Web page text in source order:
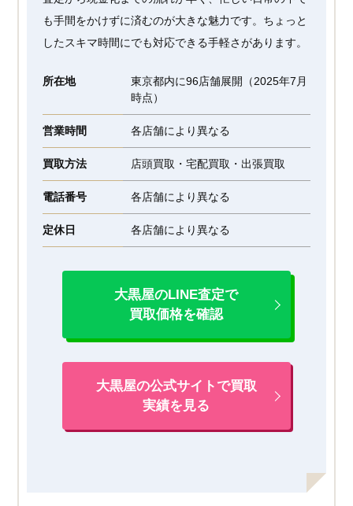
も手間をかけずに済むのが大きな魅力です。ちょっと
したスキマ時間にでも対応できる手軽さがあります。
所在地
東京都内に96店舗展開（2025年7月
時点）
営業時間 各店舗により異なる
買取方法 店頭買取・宅配買取・出張買取
電話番号 各店舗により異なる
定休日 各店舗により異なる
大黒屋のLINE査定で
買取価格を確認
大黒屋の公式サイトで買取
実績を見る